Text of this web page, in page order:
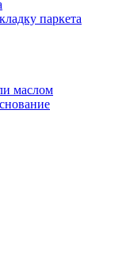
паркета
маслом